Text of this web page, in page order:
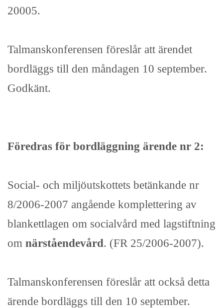
20005.
Talmanskonferensen föreslår att ärendet
bordläggs till den måndagen 10 september.
Godkänt.
Föredras för bordläggning ärende nr 2:
Social- och miljöutskottets betänkande nr
8/2006-2007 angående komplettering av
blankettlagen om socialvård med lagstiftning
om närståendevård. (FR 25/2006-2007).
Talmanskonferensen föreslår att också detta
ärende bordläggs till den 10 september.